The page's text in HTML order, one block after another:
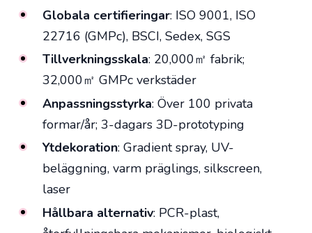
Globala certifieringar: ISO 9001, ISO
22716 (GMPc), BSCI, Sedex, SGS
Tillverkningsskala: 20,000㎡ fabrik;
32,000㎡ GMPc verkstäder
Anpassningsstyrka: Över 100 privata
formar/år; 3-dagars 3D-prototyping
Ytdekoration: Gradient spray, UV-
beläggning, varm präglings, silkscreen,
laser
Hållbara alternativ: PCR-plast,